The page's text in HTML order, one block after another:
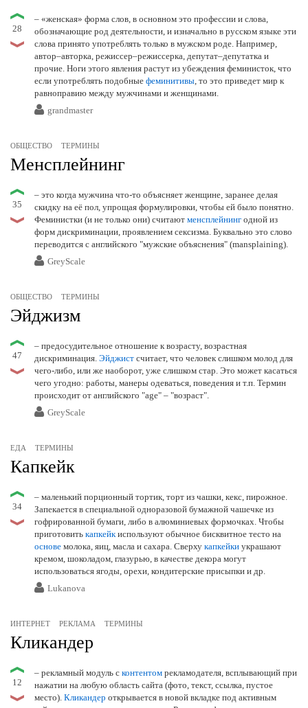
28
– «женская» форма слов, в основном это профессии и слова,
обозначающие род деятельности, и изначально в русском языке эти
слова принято употреблять только в мужском роде. Например,
автор–авторка, режиссер–режиссерка, депутат–депутатка и
прочие. Ноги этого явления растут из убеждения феминисток, что
если употреблять подобные феминитивы, то это приведет мир к
равноправию между мужчинами и женщинами.
grandmaster
ОБЩЕСТВО ТЕРМИНЫ
Менсплейнинг
35
– это когда мужчина что-то объясняет женщине, заранее делая
скидку на её пол, упрощая формулировки, чтобы ей было понятно.
Феминистки (и не только они) считают менсплейнинг одной из
форм дискриминации, проявлением сексизма. Буквально это слово
переводится с английского "мужские объяснения" (mansplaining).
GreyScale
ОБЩЕСТВО ТЕРМИНЫ
Эйджизм
47
– предосудительное отношение к возрасту, возрастная
дискриминация. Эйджист считает, что человек слишком молод для
чего-либо, или же наоборот, уже слишком стар. Это может касаться
чего угодно: работы, манеры одеваться, поведения и т.п. Термин
происходит от английского "age" – "возраст".
GreyScale
ЕДА ТЕРМИНЫ
Капкейк
34
– маленький порционный тортик, торт из чашки, кекс, пирожное.
Запекается в специальной одноразовой бумажной чашечке из
гофрированной бумаги, либо в алюминиевых формочках. Чтобы
приготовить капкейкиспользуют обычное бисквитное тесто на
основе молока, яиц, масла и сахара. Сверху капкейки украшают
кремом, шоколадом, глазурью, в качестве декора могут
использоваться ягоды, орехи, кондитерские присыпки и др.
Lukanova
ИНТЕРНЕТ РЕКЛАМА ТЕРМИНЫ
Кликандер
12
– рекламный модуль с контентом рекламодателя, всплывающий при
нажатии на любую область сайта (фото, текст, ссылка, пустое
место). Кликандер открывается в новой вкладке под активным